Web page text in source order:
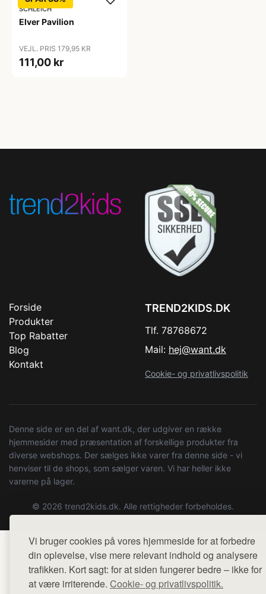
Vi bruger cookies på vores hjemmeside for at forbedre
din oplevelse, vise mere relevant indhold og analysere
trafikken. Kort sagt: for at siden fungerer bedre – ikke for
at være irriterende. Cookie- og privatlivspolitik.
SCHLEICH
Elver Pavilion
VEJL. PRIS 179,95 KR
111,00 kr
Forside
Produkter
Top Rabatter
Blog
Kontakt
TREND2KIDS.DK
Tlf. 78768672
Mail: hej@want.dk
Cookie- og privatlivspolitik
Denne side er en del af want.dk, der udgiver en række
hjemmesider med præsentation af forskellige produkter fra
diverse webshops. Der sælges ikke varer fra denne side - vi
henviser til de shops, som sælger varen. Vi har heller ikke
varerne på lager.
© 2026 trend2kids.dk. Alle rettigheder forbeholdes.